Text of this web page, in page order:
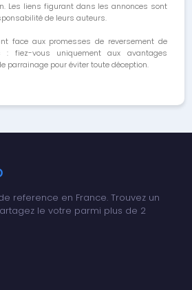
Les liens figurant dans les annonces sont
de leurs auteurs.
face aux promesses de reversement de
: fiez-vous uniquement aux avantages
parrainage pour éviter toute déception.
reference en France. Trouvez un
le votre parmi plus de 2